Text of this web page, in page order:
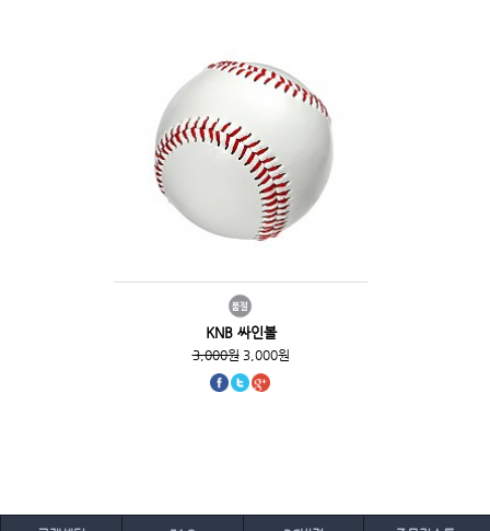
KNB 싸인볼
3,000원3,000원